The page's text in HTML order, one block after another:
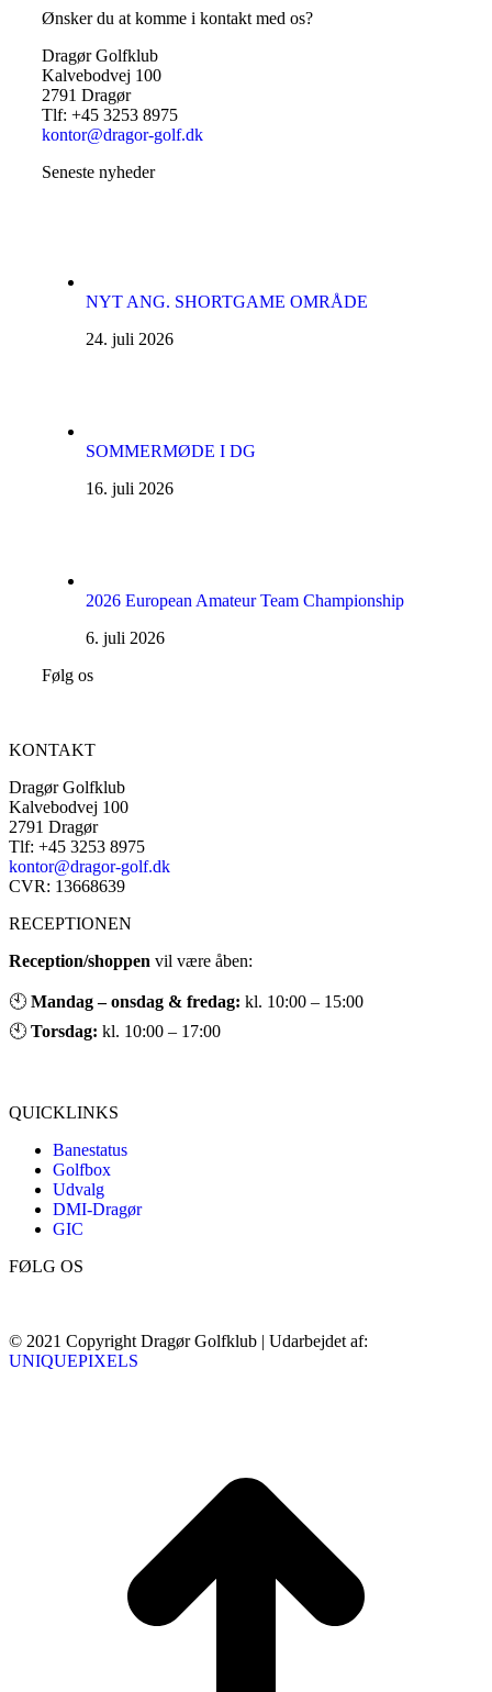
Ønsker du at komme i kontakt med os?
Dragør Golfklub
Kalvebodvej 100
2791 Dragør
Tlf: +45 3253 8975
kontor@dragor-golf.dk
Seneste nyheder
NYT ANG. SHORTGAME OMRÅDE
24. juli 2026
SOMMERMØDE I DG
16. juli 2026
2026 European Amateur Team Championship
6. juli 2026
Følg os
KONTAKT
Dragør Golfklub
Kalvebodvej 100
2791 Dragør
Tlf: +45 3253 8975
kontor@dragor-golf.dk
CVR: 13668639
RECEPTIONEN
Reception/shoppen vil være åben:
🕙 Mandag – onsdag & fredag: kl. 10:00 – 15:00
🕙 Torsdag: kl. 10:00 – 17:00
QUICKLINKS
Banestatus
Golfbox
Udvalg
DMI-Dragør
GIC
FØLG OS
© 2021 Copyright Dragør Golfklub | Udarbejdet af:
UNIQUEPIXELS